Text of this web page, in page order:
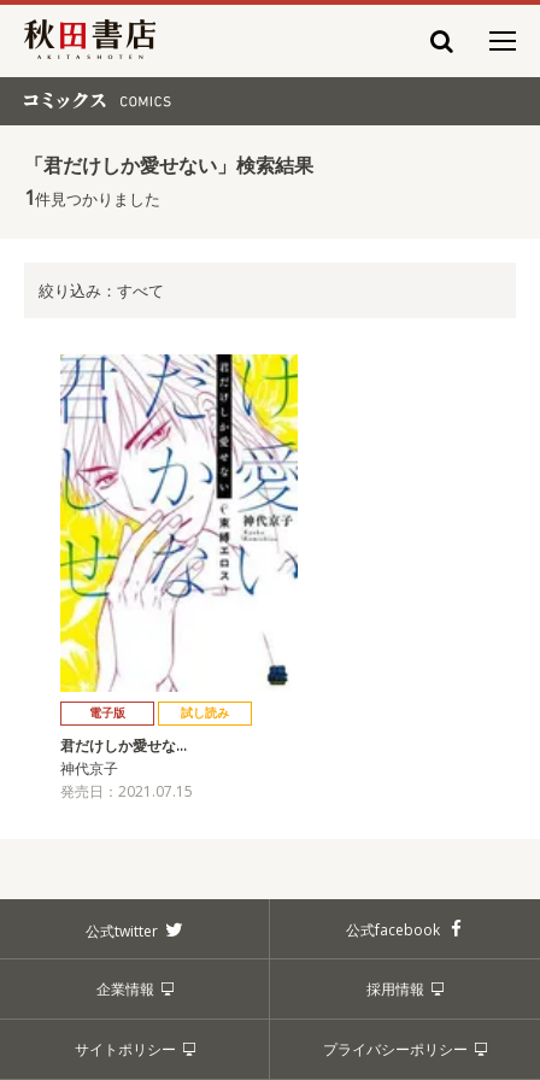
秋田書店
「君だけしか愛せない」検索結果
1件見つかりました
絞り込み：すべて
電子版 試し読み
君だけしか愛せな…
神代京子
発売日：2021.07.15
公式twitter 公式facebook
企業情報 採用情報
サイトポリシー プライバシーポリシー